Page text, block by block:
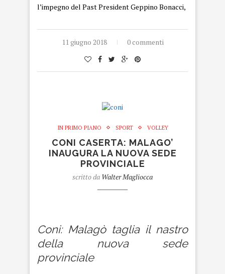
l’impegno del Past President Geppino Bonacci,
11 giugno 2018 0 commenti
IN PRIMO PIANO SPORT VOLLEY
CONI CASERTA: MALAGO’
INAUGURA LA NUOVA SEDE
PROVINCIALE
scritto da Walter Magliocca
Coni: Malagò taglia il nastro
della nuova sede
provinciale